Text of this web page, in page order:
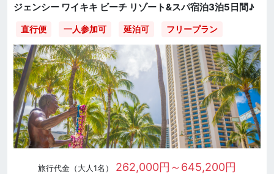
ジェンシー ワイキキ ビーチ リゾート&スパ宿泊3泊5日間♪
直行便 一人参加可 延泊可 フリープラン
旅行代金（大人1名） 262,000円～645,200円